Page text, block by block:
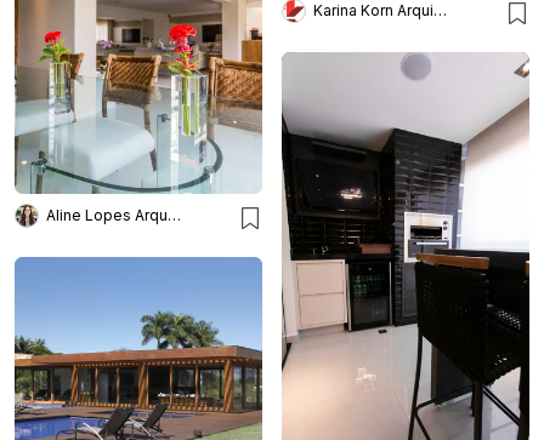
Karina Korn Arquitetura
Aline Lopes Arquiteta e Interiores